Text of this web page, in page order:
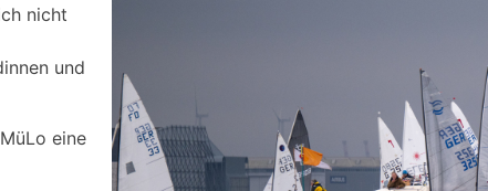
nicht
und
eine